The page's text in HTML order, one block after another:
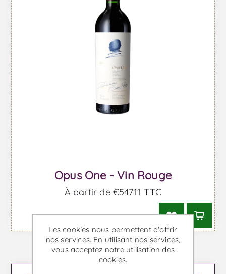
Opus One - Vin Rouge
À partir de €547,11 TTC
Les cookies nous permettent d'offrir
nos services. En utilisant nos services,
vous acceptez notre utilisation des
cookies.